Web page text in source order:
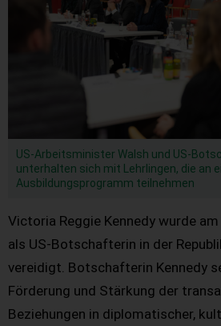
US-Arbeitsminister Walsh und US-
unterhalten sich mit Lehrlingen, die an
Ausbildungsprogramm teilnehmen
Victoria Reggie Kennedy wurde
als US-Botschafterin in der
vereidigt. Botschafterin Kennedy
Förderung und Stärkung der
Beziehungen in diplomatischer,